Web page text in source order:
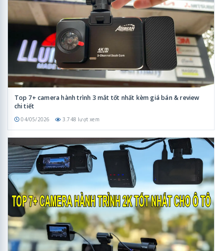
Top 7+ camera hành trình 3 mắt tốt nhất kèm giá bán & review
chi tiết
04/05/2026 3.748 lượt xem